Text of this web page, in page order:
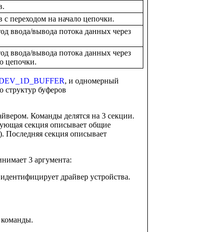
переходом на начало цепочки.
ввода/вывода потока данных через
ввода/вывода потока данных через
цепочки.
, и одномерный
буферов
Команды делятся на 3 секции.
секция описывает общие
Последняя секция описывает
3 аргумента:
драйвер устройства.
команды.